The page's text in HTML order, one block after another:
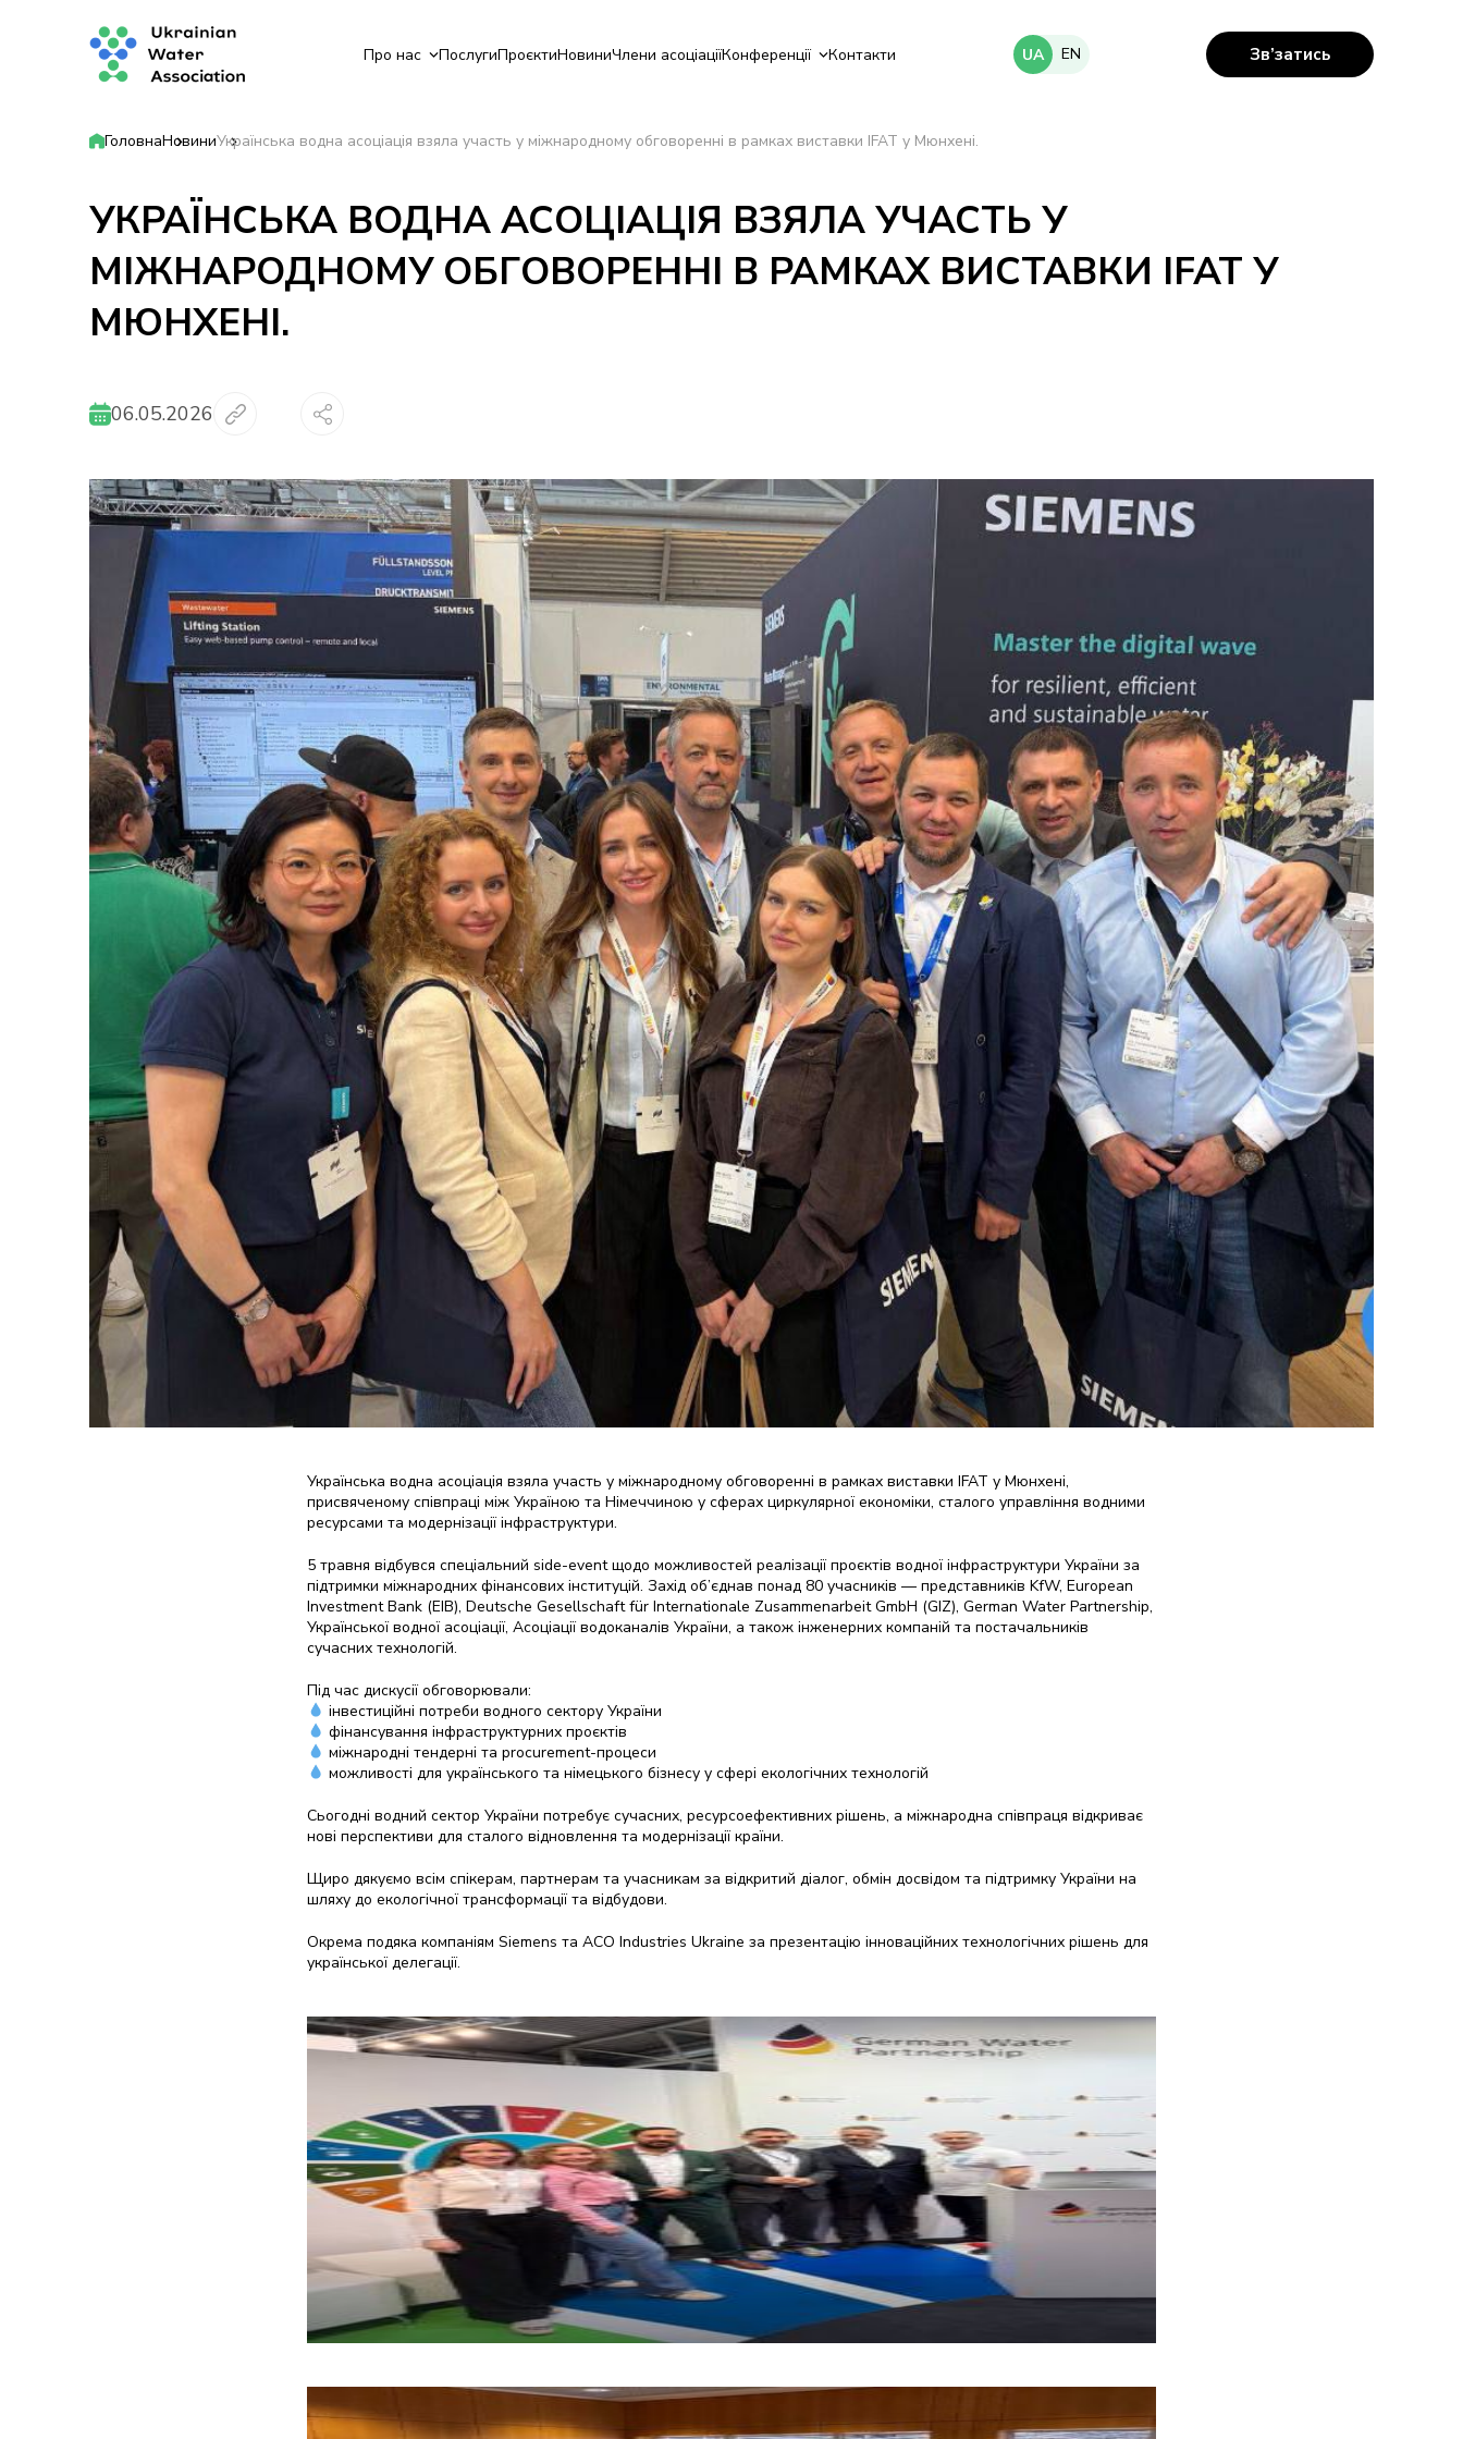
Про нас ПослугиПроєктиНовиниЧлени асоціаціїКонференції Контакти UA EN Зв’затись
ГоловнаНовиниУкраїнська водна асоціація взяла участь у міжнародному обговоренні в рамках виставки IFAT у Мюнхені.
УКРАЇНСЬКА ВОДНА АСОЦІАЦІЯ ВЗЯЛА УЧАСТЬ У
МІЖНАРОДНОМУ ОБГОВОРЕННІ В РАМКАХ ВИСТАВКИ IFAT У
МЮНХЕНІ.
06.05.2026
Українська водна асоціація взяла участь у міжнародному обговоренні в рамках виставки IFAT у Мюнхені,
присвяченому співпраці між Україною та Німеччиною у сферах циркулярної економіки, сталого управління водними
ресурсами та модернізації інфраструктури.
5 травня відбувся спеціальний side-event щодо можливостей реалізації проєктів водної інфраструктури України за
підтримки міжнародних фінансових інституцій. Захід об’єднав понад 80 учасників — представників KfW, European
Investment Bank (EIB), Deutsche Gesellschaft für Internationale Zusammenarbeit GmbH (GIZ), German Water Partnership,
Української водної асоціації, Асоціації водоканалів України, а також інженерних компаній та постачальників
сучасних технологій.
Під час дискусії обговорювали:
інвестиційні потреби водного сектору України
фінансування інфраструктурних проєктів
міжнародні тендерні та procurement-процеси
можливості для українського та німецького бізнесу у сфері екологічних технологій
Сьогодні водний сектор України потребує сучасних, ресурсоефективних рішень, а міжнародна співпраця відкриває
нові перспективи для сталого відновлення та модернізації країни.
Щиро дякуємо всім спікерам, партнерам та учасникам за відкритий діалог, обмін досвідом та підтримку України на
шляху до екологічної трансформації та відбудови.
Окрема подяка компаніям Siemens та ACO Industries Ukraine за презентацію інноваційних технологічних рішень для
української делегації.